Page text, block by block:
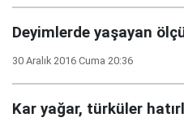
Deyimlerde yaşayan
30 Aralık 2016 Cuma 20:36
Kar yağar, türküler